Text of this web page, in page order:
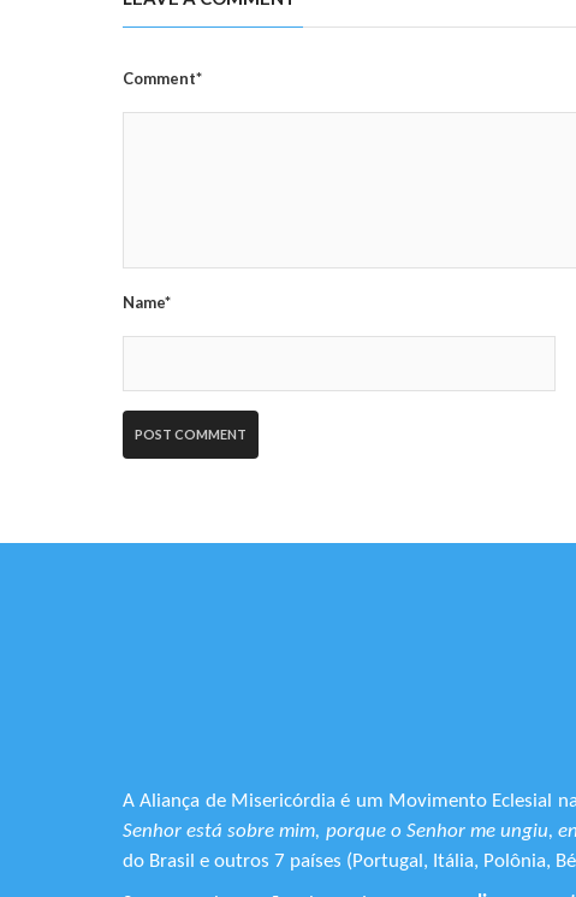
Comment*
Name*
A Aliança de Misericórdia é um Movimento Eclesial
Senhor está sobre mim, porque o Senhor me ungiu,
do Brasil e outros 7 países (Portugal, Itália, Polônia,